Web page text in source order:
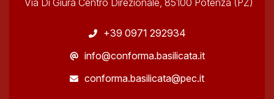
+39 0971 292934
info@conforma.basilicata.it
conforma.basilicata@pec.it